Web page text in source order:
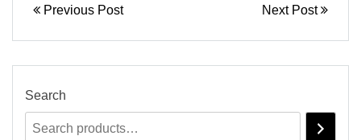
Previous Post Next Post
Search